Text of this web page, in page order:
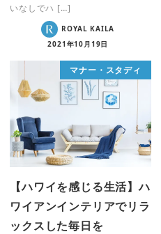
いなしでハ […]
ROYAL KAILA
2021年10月19日
マナー・スタディ
【ハワイを感じる生活】ハ
ワイアンインテリアでリラ
ックスした毎日を